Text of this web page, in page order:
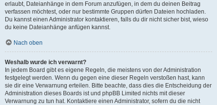
erlaubt, Dateianhänge in dem Forum anzufügen, in dem du deinen Beitrag
verfassen möchtest, oder nur bestimmte Gruppen dürfen Dateien hochladen.
Du kannst einen Administrator kontaktieren, falls du dir nicht sicher bist, wieso
du keine Dateianhänge anfügen kannst.
Nach oben
Weshalb wurde ich verwarnt?
In jedem Board gibt es eigene Regeln, die meistens von der Administration
festgelegt werden. Wenn du gegen eine dieser Regeln verstoßen hast, kann
sie dir eine Verwarnung erteilen. Bitte beachte, dass dies die Entscheidung der
Administration dieses Boards ist und phpBB Limited nichts mit dieser
Verwarnung zu tun hat. Kontaktiere einen Administrator, sofern du die nicht